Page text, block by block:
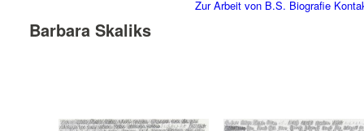
Barbara Skaliks
Zur Arbeit von B.S. Biografie